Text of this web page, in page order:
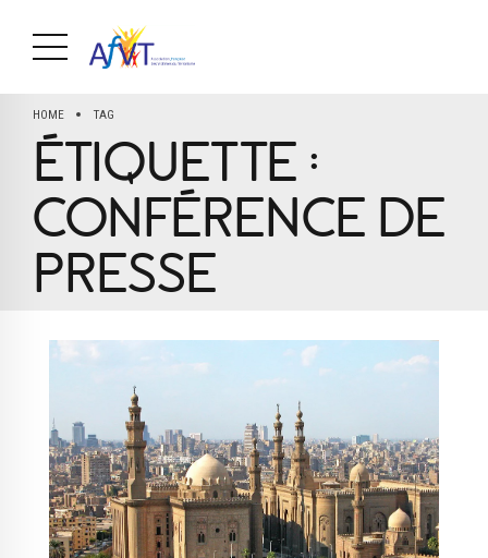
HOME TAG
ÉTIQUETTE :
CONFÉRENCE DE
PRESSE